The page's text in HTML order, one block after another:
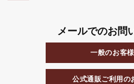
メールでのお問
一般のお客様
公式通販ご利用の